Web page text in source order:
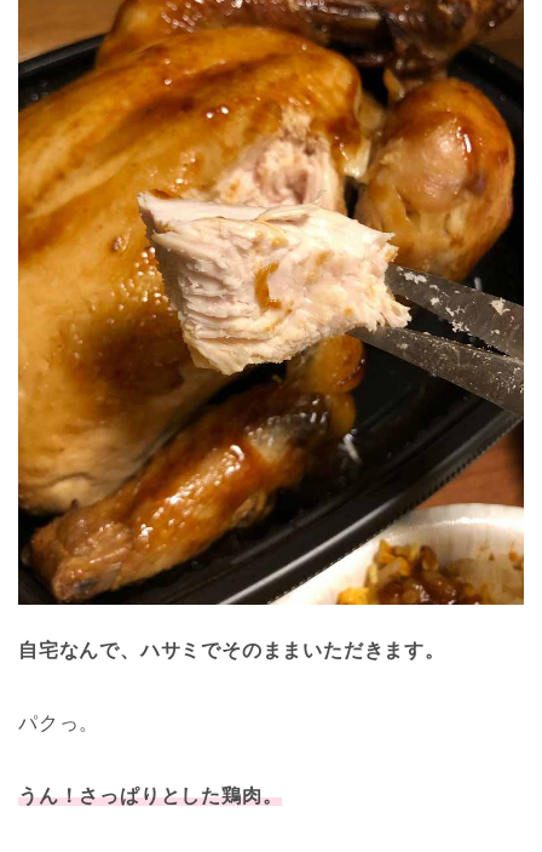
自宅なんで、ハサミでそのままいただきます。
パクっ。
うん！さっぱりとした鶏肉。